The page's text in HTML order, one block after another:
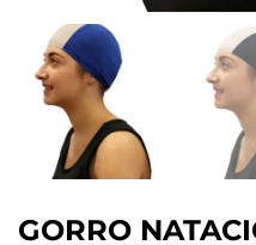
GORRO